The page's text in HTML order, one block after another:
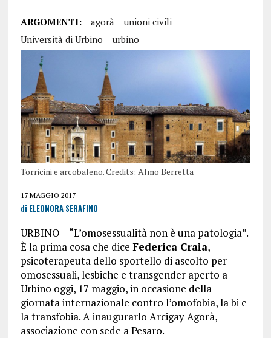
ARGOMENTI: agorà
unioni civili
Università di Urbino
urbino
Torricini e arcobaleno. Credits: Almo Berretta
17 MAGGIO 2017
di ELEONORA SERAFINO
URBINO – “L’omosessualità non è una patologia”.
È la prima cosa che dice Federica Craia,
psicoterapeuta dello sportello di ascolto per
omosessuali, lesbiche e transgender aperto a
Urbino oggi, 17 maggio, in occasione della
giornata internazionale contro l’omofobia, la bi e
la transfobia. A inaugurarlo Arcigay Agorà,
associazione con sede a Pesaro.